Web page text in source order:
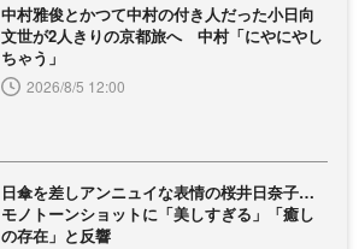
中村雅俊とかつて中村の付き人だった小日向
文世が2人きりの京都旅へ 中村「にやにやし
ちゃう」
2026/8/5 12:00
日傘を差しアンニュイな表情の桜井日奈子…
モノトーンショットに「美しすぎる」「癒し
の存在」と反響